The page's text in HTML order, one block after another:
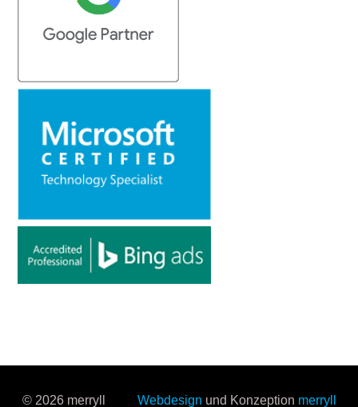
© 2026 merryll Webdesign und Konzeption merryll